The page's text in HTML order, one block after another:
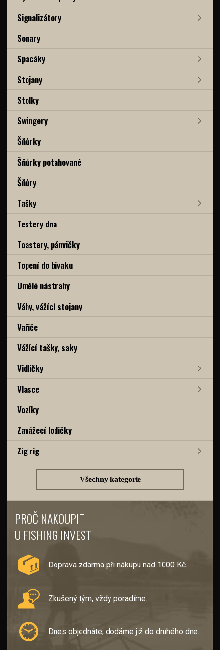
Signalizátory
Sonary
Spacáky
Stojany
Stolky
Swingery
Šňůrky
Šňůrky potahované
Šňůry
Tašky
Testery dna
Toastery, pánvičky
Topení do bivaku
Umělé nástrahy
Váhy, vážící stojany
Vařiče
Vážící tašky, saky
Vidličky
Vlasce
Vozíky
Zavážecí lodičky
Zig rig
Všechny kategorie
PROČ NAKOUPIT
U FISHING INVEST
Doprava zdarma při nákupu nad 1000 Kč.
Zkušený tým, vždy poradíme.
Dnes objednáte, dodáme již do druhého dne.